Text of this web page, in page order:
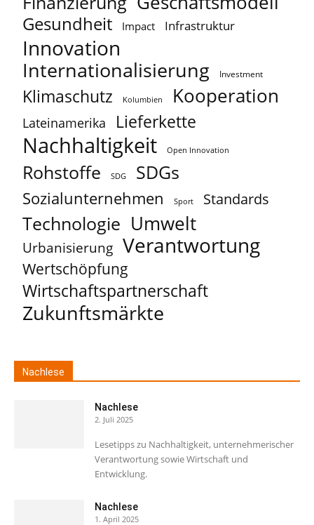
Gesundheit Impact Infrastruktur
Innovation
Internationalisierung Investment
Klimaschutz Kolumbien Kooperation
Lateinamerika Lieferkette
Nachhaltigkeit Open Innovation
Rohstoffe SDG SDGs
Sozialunternehmen Sport Standards
Technologie Umwelt
Urbanisierung Verantwortung
Wertschöpfung
Wirtschaftspartnerschaft
Zukunftsmärkte
Nachlese
Nachlese
2. Juli 2025
Lesetipps zu Nachhaltigkeit, unternehmerischer
Verantwortung sowie Wirtschaft und
Entwicklung.
Nachlese
1. April 2025